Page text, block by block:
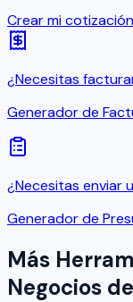
Crear mi cotización
¿Necesitas
Generador de
¿Necesitas enviar
Generador de
Más
Negocios